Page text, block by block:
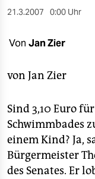
berlin
nord
wahrheit
verlag
veranstaltungen
shop
21.3.2007 0:00 Uhr
Von Jan Zier
von Jan Zier
Sind 3,10 Euro
Schwimmbades
einem Kind? Ja,
Bürgermeister
des Senates. Er